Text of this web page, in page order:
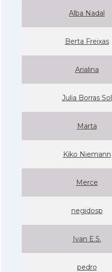
Alba Nadal
Berta Freixas
Arialina
Julia Borras Sol
Marta
Kiko Niemann
Merce
negidosp
Ivan E.S.
pedro